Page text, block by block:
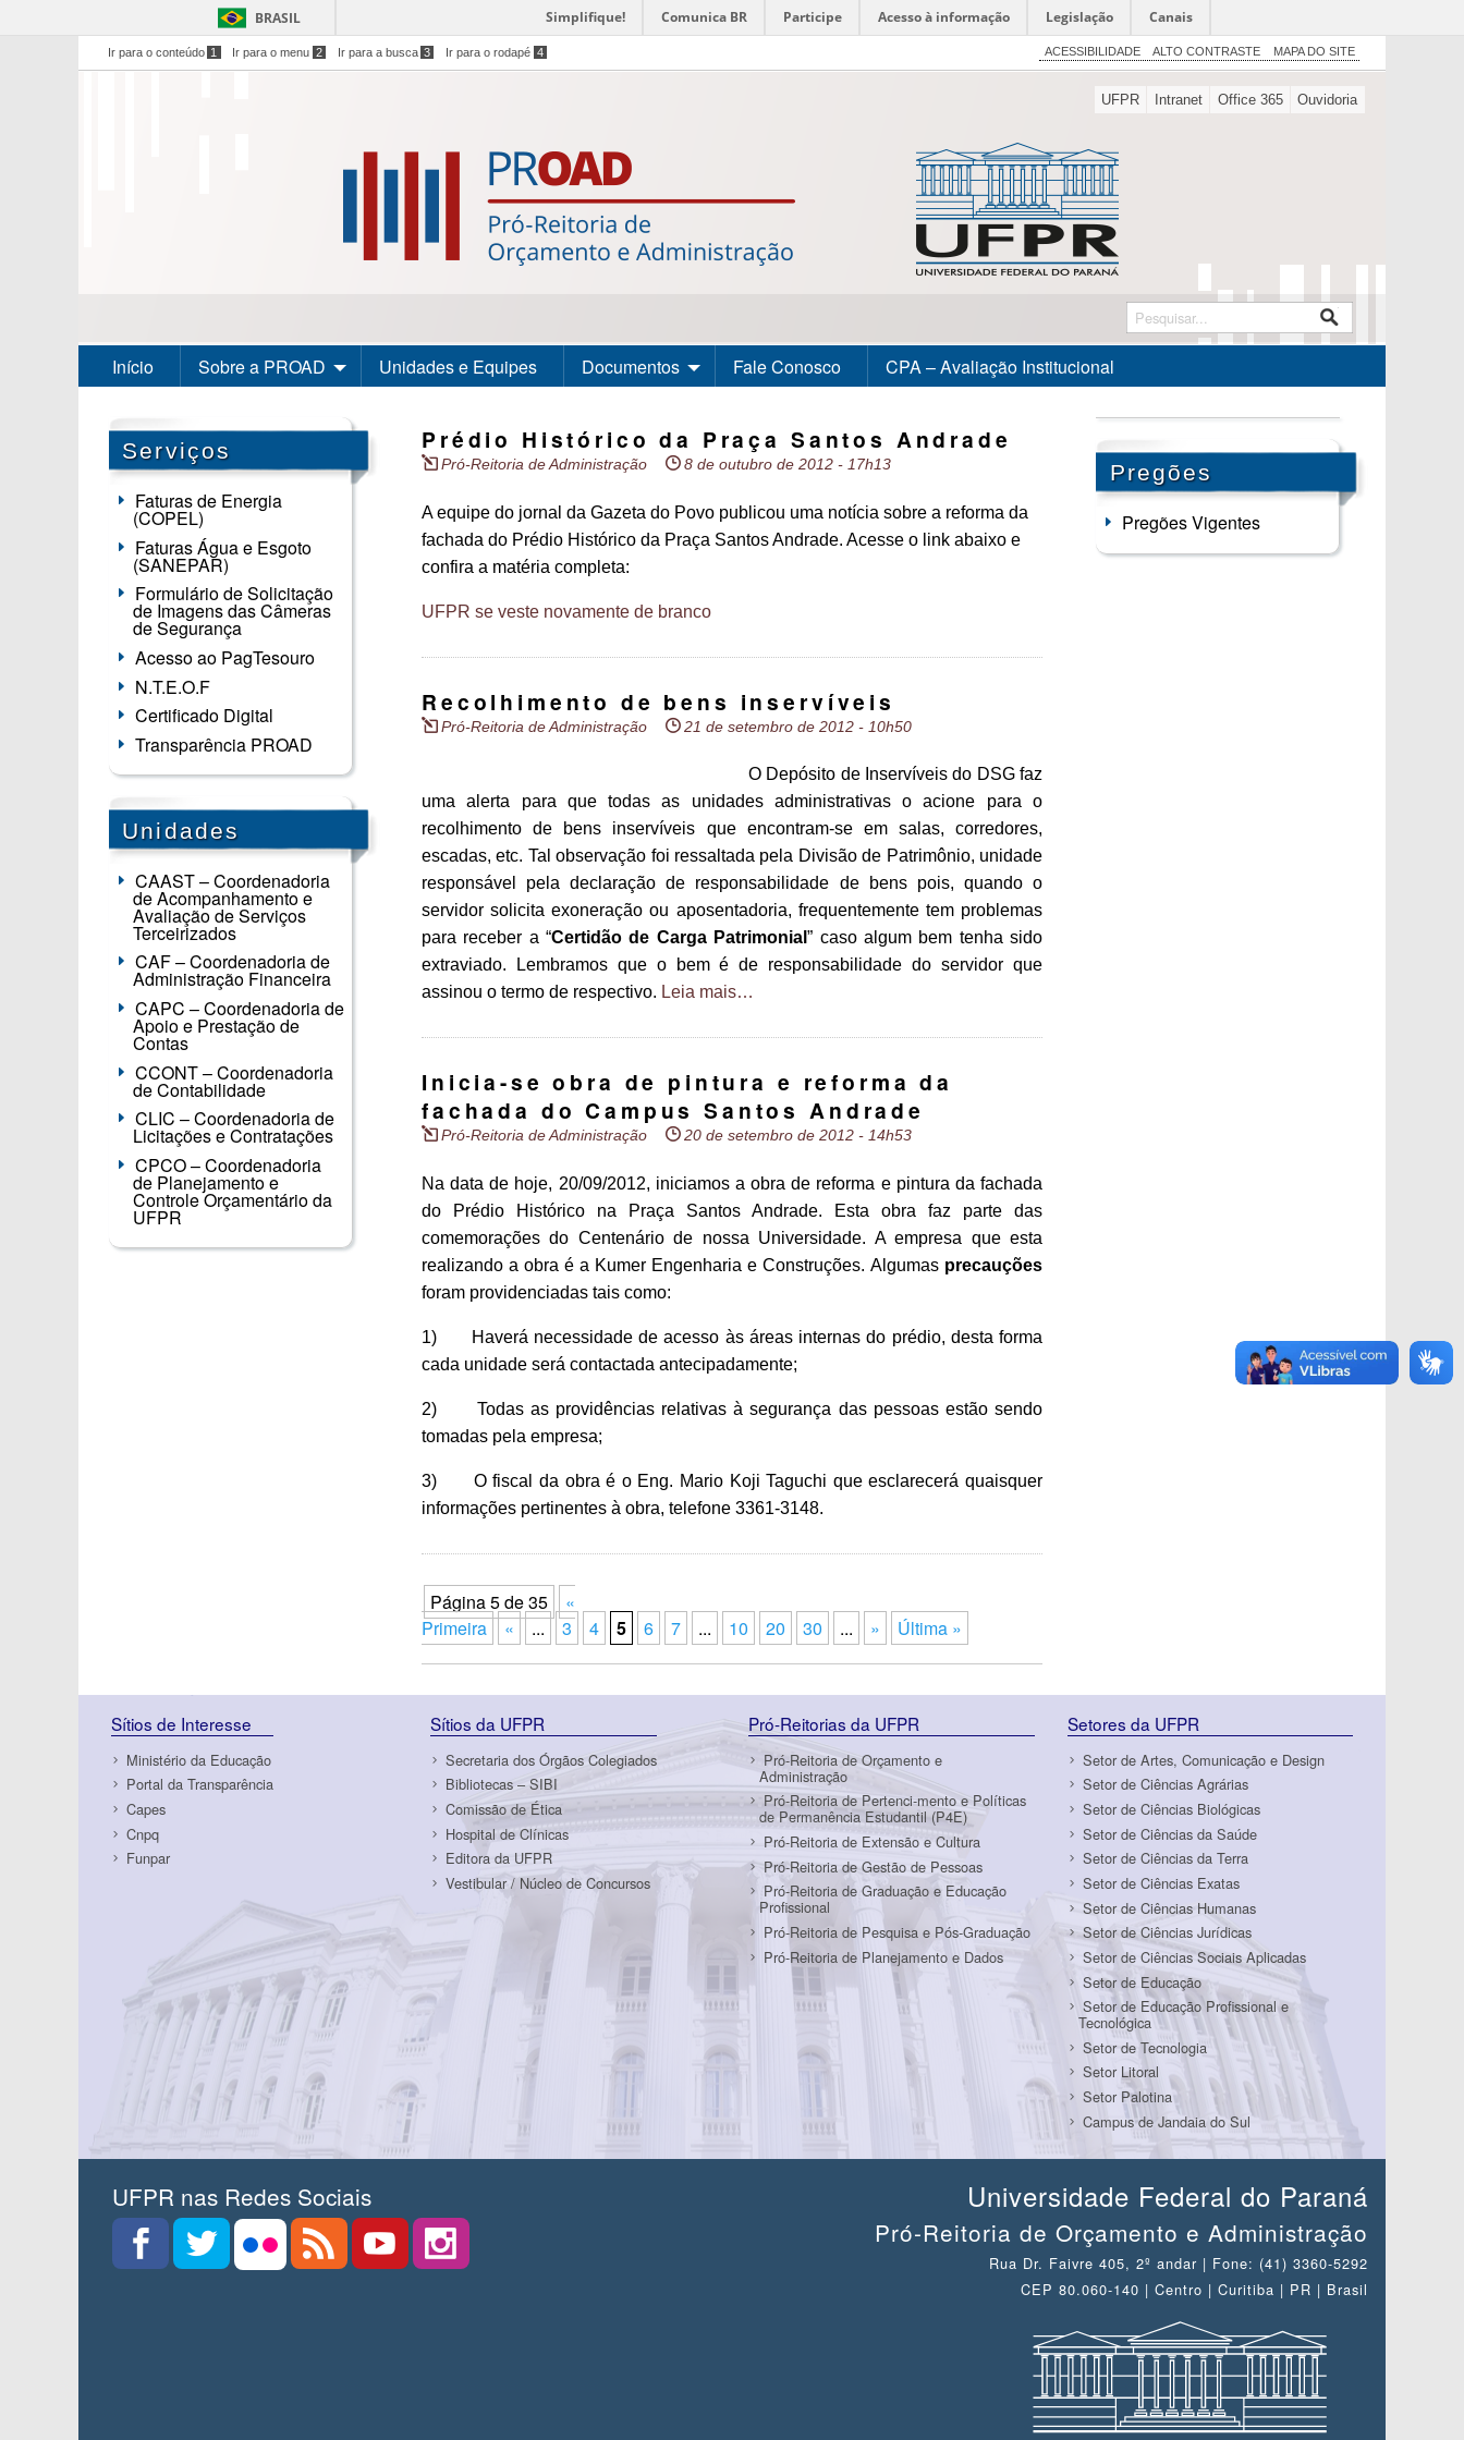
BRASIL Simplifique! Comunica BR Participe Acesso à informação Legislação Canais
Ir para o conteúdo 1 Ir para o menu 2 Ir para a busca 3 Ir para o rodapé 4 ACESSIBILIDADE ALTO CONTRASTE MAPA DO SITE
UFPR Intranet Office 365 Ouvidoria
Início Sobre a PROAD Unidades e Equipes Documentos Fale Conosco CPA – Avaliação Institucional
Serviços
Faturas de Energia
(COPEL)
Faturas Água e Esgoto
(SANEPAR)
Formulário de Solicitação
de Imagens das Câmeras
de Segurança
Acesso ao PagTesouro
N.T.E.O.F
Certificado Digital
Transparência PROAD
Unidades
CAAST – Coordenadoria
de Acompanhamento e
Avaliação de Serviços
Terceirizados
CAF – Coordenadoria de
Administração Financeira
CAPC – Coordenadoria de
Apoio e Prestação de
Contas
CCONT – Coordenadoria
de Contabilidade
CLIC – Coordenadoria de
Licitações e Contratações
CPCO – Coordenadoria
de Planejamento e
Controle Orçamentário da
UFPR
Prédio Histórico da Praça Santos Andrade
Pró-Reitoria de Administração 8 de outubro de 2012 - 17h13
A equipe do jornal da Gazeta do Povo publicou uma notícia sobre a reforma da
fachada do Prédio Histórico da Praça Santos Andrade. Acesse o link abaixo e
confira a matéria completa:
UFPR se veste novamente de branco
Recolhimento de bens inservíveis
Pró-Reitoria de Administração 21 de setembro de 2012 - 10h50
O Depósito de Inservíveis do DSG faz
uma alerta para que todas as unidades administrativas o acione para o
recolhimento de bens inservíveis que encontram-se em salas, corredores,
escadas, etc. Tal observação foi ressaltada pela Divisão de Patrimônio, unidade
responsável pela declaração de responsabilidade de bens pois, quando o
servidor solicita exoneração ou aposentadoria, frequentemente tem problemas
para receber a “Certidão de Carga Patrimonial” caso algum bem tenha sido
extraviado. Lembramos que o bem é de responsabilidade do servidor que
assinou o termo de respectivo. Leia mais…
Inicia-se obra de pintura e reforma da
fachada do Campus Santos Andrade
Pró-Reitoria de Administração 20 de setembro de 2012 - 14h53
Na data de hoje, 20/09/2012, iniciamos a obra de reforma e pintura da fachada
do Prédio Histórico na Praça Santos Andrade. Esta obra faz parte das
comemorações do Centenário de nossa Universidade. A empresa que esta
realizando a obra é a Kumer Engenharia e Construções. Algumas precauções
foram providenciadas tais como:
1) Haverá necessidade de acesso às áreas internas do prédio, desta forma
cada unidade será contactada antecipadamente;
2) Todas as providências relativas à segurança das pessoas estão sendo
tomadas pela empresa;
3) O fiscal da obra é o Eng. Mario Koji Taguchi que esclarecerá quaisquer
informações pertinentes à obra, telefone 3361-3148.
Página 5 de 35
«
Primeira
« ... 3 4 5 6 7 ... 10 20 30 ... » Última »
Pregões
Pregões Vigentes
Sítios de Interesse
Ministério da Educação
Portal da Transparência
Capes
Cnpq
Funpar
Sítios da UFPR
Secretaria dos Órgãos Colegiados
Bibliotecas – SIBI
Comissão de Ética
Hospital de Clínicas
Editora da UFPR
Vestibular / Núcleo de Concursos
Pró-Reitorias da UFPR
Pró-Reitoria de Orçamento e
Administração
Pró-Reitoria de Pertenci-mento e Políticas
de Permanência Estudantil (P4E)
Pró-Reitoria de Extensão e Cultura
Pró-Reitoria de Gestão de Pessoas
Pró-Reitoria de Graduação e Educação
Profissional
Pró-Reitoria de Pesquisa e Pós-Graduação
Pró-Reitoria de Planejamento e Dados
Setores da UFPR
Setor de Artes, Comunicação e Design
Setor de Ciências Agrárias
Setor de Ciências Biológicas
Setor de Ciências da Saúde
Setor de Ciências da Terra
Setor de Ciências Exatas
Setor de Ciências Humanas
Setor de Ciências Jurídicas
Setor de Ciências Sociais Aplicadas
Setor de Educação
Setor de Educação Profissional e
Tecnológica
Setor de Tecnologia
Setor Litoral
Setor Palotina
Campus de Jandaia do Sul
UFPR nas Redes Sociais Universidade Federal do Paraná
Pró-Reitoria de Orçamento e Administração
Rua Dr. Faivre 405, 2º andar | Fone: (41) 3360-5292
CEP 80.060-140 | Centro | Curitiba | PR | Brasil